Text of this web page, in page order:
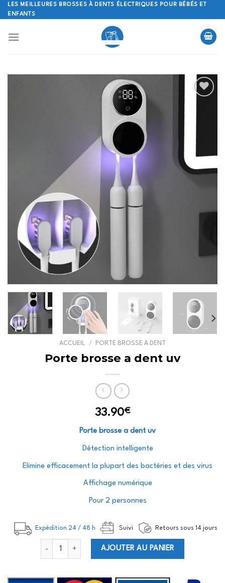
Skip
to
LES MEILLEURES BROSSES À DENTS ÉLECTRIQUES POUR BÉBÉS ET
ENFANTS
Ajouter
ACCUEIL / PORTE BROSSE A DENT
Porte brosse a dent uv
33.90€
Porte brosse a dent uv
Détection intelligente
Elimine efficacement la plupart des bactéries et des virus
Affichage numérique
Pour 2 personnes
Expédition 24 / 48 h Suivi Retours sous 14 jours
quantité de Porte brosse a dent uv
AJOUTER AU PANIER